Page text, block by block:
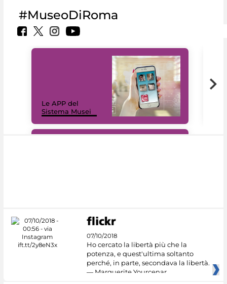
#MuseoDiRoma
Le APP del
Sistema Musei
07/10/2018
Ho cercato la libertà più che la
potenza, e quest'ultima soltanto
perché, in parte, secondava la libertà.
— Marguerite Yourcenar